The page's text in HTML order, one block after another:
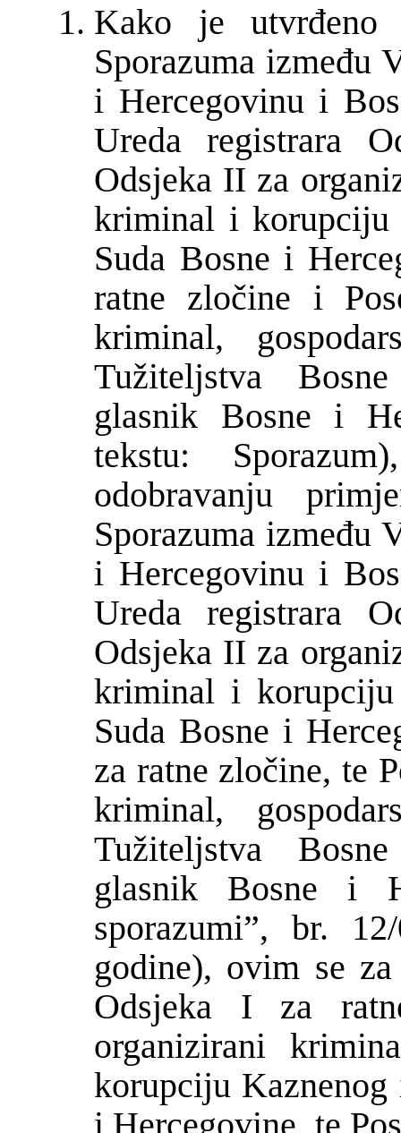
Kako је utvrđeno
Sporazuma između
i Hercegovinu i
Ureda registrara
Odsjeka II za
kriminal i
Suda Bosne i
ratne zločine i
kriminal,
Tužiteljstva
glasnik Bosne i
tekstu:
odobravanju
Sporazuma između
i Hercegovinu i
Ureda registrara
Odsjeka II za
kriminal i
Suda Bosne i
za ratne zločine, te
kriminal,
Tužiteljstva
glasnik Bosne i
sporazumi”, br.
godine), ovim se
Odsjeka I za
organizirani
korupciju
i Hercegovine, te